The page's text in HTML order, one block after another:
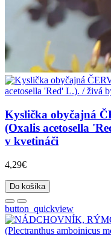
Kyslička obyčajná
(Oxalis acetosella
v kvetináči
4,29€
Do košíka
button_quickview